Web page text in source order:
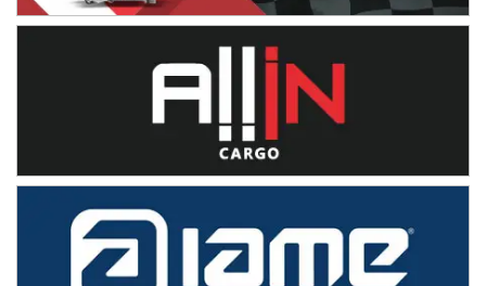
Ciudad de Avellaneda (Asfalto)
Avellaneda (Santa Fe)
SUR SANTAFESINO - F4
José Samuel Sánchez (Tierra)
El Timbó (Tucumán)